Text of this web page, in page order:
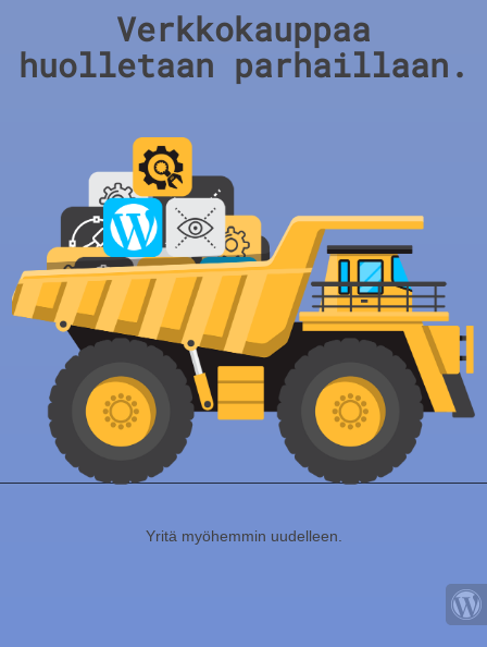
Verkkokauppaa
huolletaan parhaillaan.
Yritä myöhemmin uudelleen.